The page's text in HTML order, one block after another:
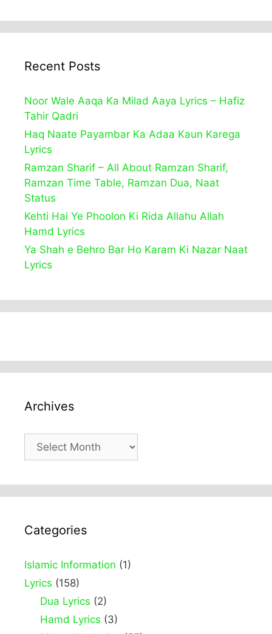
Recent Posts
Noor Wale Aaqa Ka Milad Aaya Lyrics – Hafiz
Tahir Qadri
Haq Naate Payambar Ka Adaa Kaun Karega
Lyrics
Ramzan Sharif – All About Ramzan Sharif,
Ramzan Time Table, Ramzan Dua, Naat
Status
Kehti Hai Ye Phoolon Ki Rida Allahu Allah
Hamd Lyrics
Ya Shah e Behro Bar Ho Karam Ki Nazar Naat
Lyrics
Archives
Archives
Categories
Islamic Information (1)
Lyrics (158)
Dua Lyrics (2)
Hamd Lyrics (3)